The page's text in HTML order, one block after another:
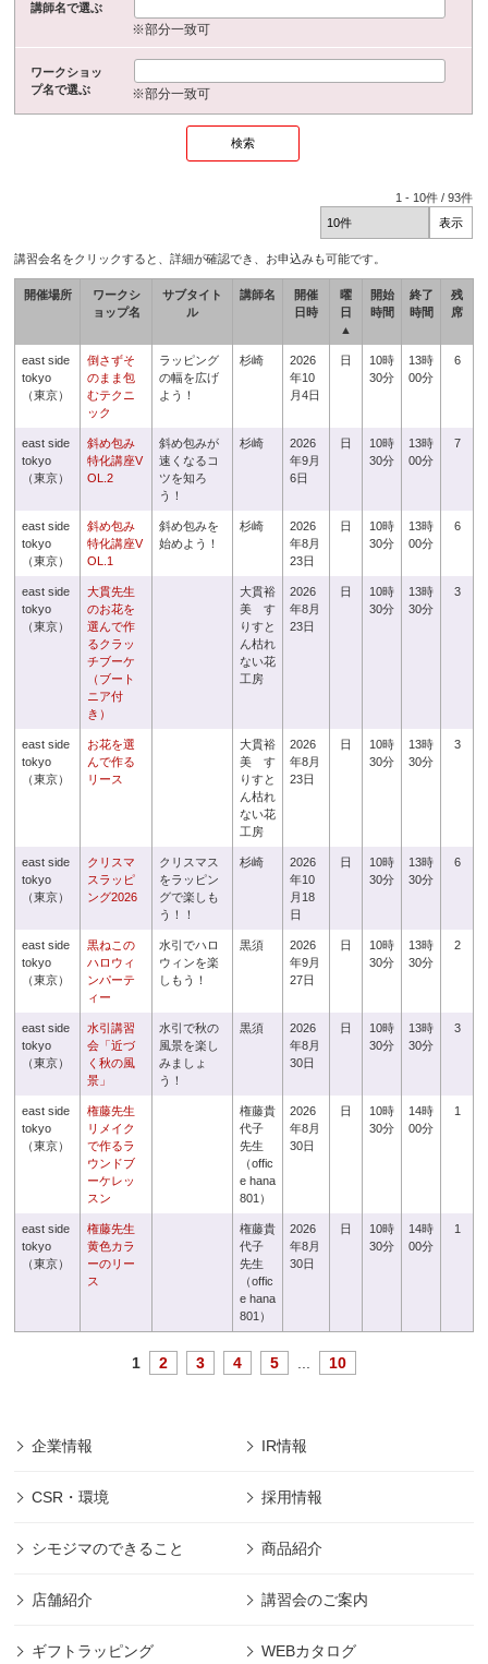
講師名で選ぶ
※部分一致可
ワークショッ
プ名で選ぶ
※部分一致可
1 - 10件 /93件
講習会名をクリックすると、詳細が確認でき、お申込みも可能です。
開催場所
ワークシ
ョップ名
サブタイト
ル
講師名
開催
日時
曜
日
▲
開始
時間
終了
時間
残
席
east side
tokyo
（東京）
倒さずそ
のまま包
むテクニ
ック
ラッピング
の幅を広げ
よう！
杉崎
2026
年10
月4日
日
10時
30分
13時
00分
6
east side
tokyo
（東京）
斜め包み
特化講座V
OL.2
斜め包みが
速くなるコ
ツを知ろ
う！
杉崎
2026
年9月
6日
日
10時
30分
13時
00分
7
east side
tokyo
（東京）
斜め包み
特化講座V
OL.1
斜め包みを
始めよう！
杉崎
2026
年8月
23日
日
10時
30分
13時
00分
6
east side
tokyo
（東京）
大貫先生
のお花を
選んで作
るクラッ
チブーケ
（ブート
ニア付
き）
大貫裕
美 す
りすと
ん枯れ
ない花
工房
2026
年8月
23日
日
10時
30分
13時
30分
3
east side
tokyo
（東京）
お花を選
んで作る
リース
大貫裕
美 す
りすと
ん枯れ
ない花
工房
2026
年8月
23日
日
10時
30分
13時
30分
3
east side
tokyo
（東京）
クリスマ
スラッピ
ング2026
クリスマス
をラッピン
グで楽しも
う！！
杉崎
2026
年10
月18
日
日
10時
30分
13時
30分
6
east side
tokyo
（東京）
黒ねこの
ハロウィ
ンパーテ
ィー
水引でハロ
ウィンを楽
しもう！
黒須
2026
年9月
27日
日
10時
30分
13時
30分
2
east side
tokyo
（東京）
水引講習
会「近づ
く秋の風
景」
水引で秋の
風景を楽し
みましょ
う！
黒須
2026
年8月
30日
日
10時
30分
13時
30分
3
east side
tokyo
（東京）
権藤先生
リメイク
で作るラ
ウンドブ
ーケレッ
スン
権藤貴
代子
先生
（offic
e hana
801）
2026
年8月
30日
日
10時
30分
14時
00分
1
east side
tokyo
（東京）
権藤先生
黄色カラ
ーのリー
ス
権藤貴
代子
先生
（offic
e hana
801）
2026
年8月
30日
日
10時
30分
14時
00分
1
1 2 3 4 5 10
企業情報 IR情報
CSR・環境 採用情報
シモジマのできること 商品紹介
店舗紹介 講習会のご案内
ギフトラッピング WEBカタログ